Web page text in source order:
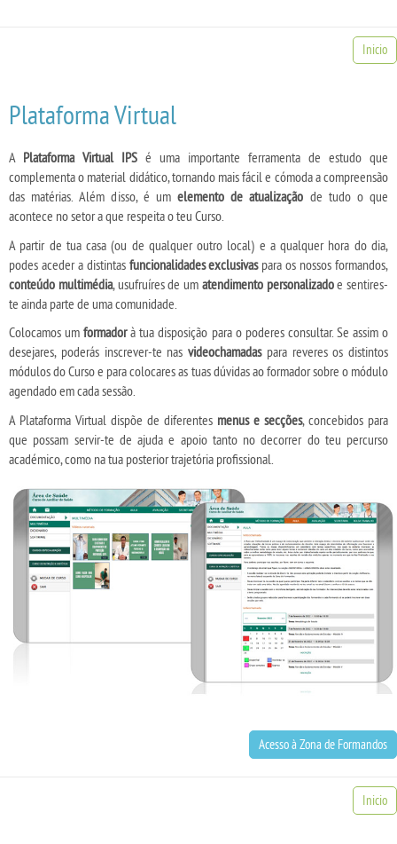
Inicio
Plataforma Virtual
A Plataforma Virtual IPS é uma importante ferramenta de estudo que
complementa o material didático, tornando mais fácil e cómoda a compreensão
das matérias. Além disso, é um elemento de atualização de tudo o que
acontece no setor a que respeita o teu Curso.
A partir de tua casa (ou de qualquer outro local) e a qualquer hora do dia,
podes aceder a distintas funcionalidades exclusivaspara os nossos formandos,
conteúdo multimédia, usufruíres de um atendimento personalizadoe sentires-
te ainda parte de uma comunidade.
Colocamos umformadorà tua disposição para o poderes consultar. Se assim o
desejares, poderás inscrever-te nas videochamadaspara reveres os distintos
módulos do Curso e para colocares as tuas dúvidas ao formador sobre o módulo
agendado em cada sessão.
A Plataforma Virtual dispõe de diferentes menus e secções, concebidos para
que possam servir-te de ajuda e apoio tanto no decorrer do teu percurso
académico, como na tua posterior trajetória profissional.
Acesso à Zona de Formandos
Inicio